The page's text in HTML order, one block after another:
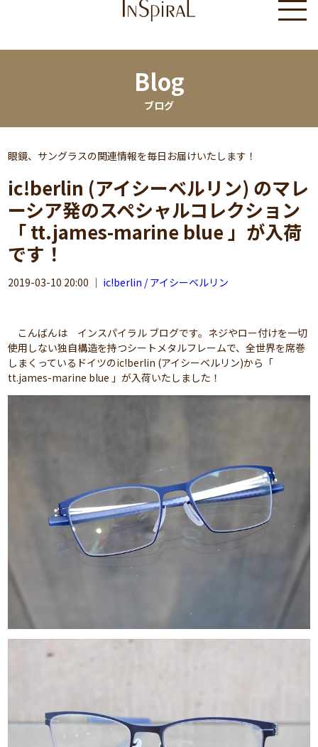
Blog
ブログ
眼鏡、サングラスの関連情報を毎日お届けいたします！
ic!berlin (アイシーベルリン) のマレ
ーシア発のスペシャルコレクション
「 tt.james-marine blue 」が入荷
です！
2019-03-10 20:00 ｜ ic!berlin / アイシーベルリン
こんばんは インスパイラル ブログです。ネジやロー付けを一切
使用しない独自構造を持つシートメタルフレームで、全世界を席巻
しまくっているドイツのic!berlin (アイシーベルリン)から「
tt.james-marine blue 」が入荷いたしました！